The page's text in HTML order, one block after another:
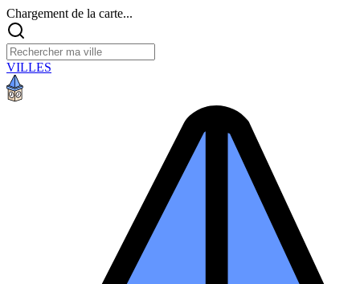
Chargement de la carte...
VILLES